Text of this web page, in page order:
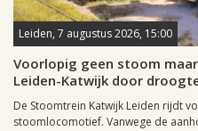
Leiden, 7 augustus 2026, 15:00
Voorlopig geen stoom
Leiden-Katwijk door
De Stoomtrein Katwijk Leiden rijdt
stoomlocomotief. Vanwege de